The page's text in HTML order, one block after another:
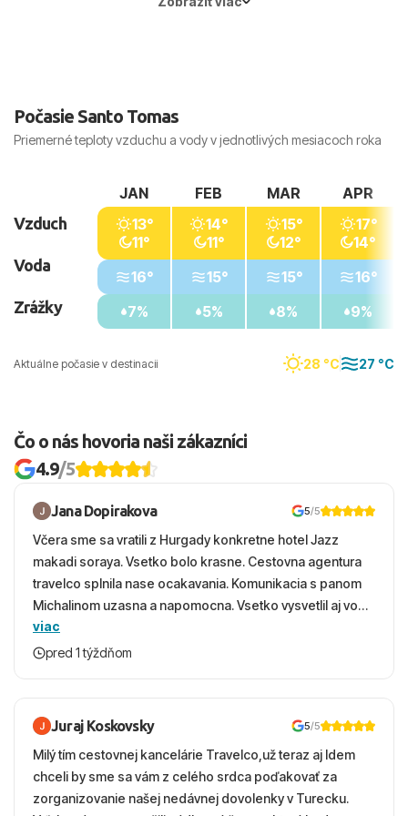
Počasie Santo Tomas
Priemerné teploty vzduchu a vody v jednotlivých mesiacoch roka
Aktuálne počasie v destinacii 28 °C 27 °C
Vzduch
Voda
Zrážky
JAN
13°
11°
16°
7%
FEB
14°
11°
15°
5%
MAR
15°
12°
15°
8%
APR
17°
14°
16°
9%
Čo o nás hovoria naši zákazníci
4.9/5
Jana Dopirakova 5/5
Včera sme sa vratili z Hurgady konkretne hotel Jazz
makadi soraya. Vsetko bolo krasne. Cestovna agentura
travelco splnila nase ocakavania. Komunikacia s panom
Michalinom uzasna a napomocna. Vsetko vysvetlil aj vo
vecernych hodinach zaco sa ospravedlnujem. Hotel
krasny, cisty. Sluzby top. Strava, prostredie, more,
viac
pred 1 týždňom
Juraj Koskovsky 5/5
Milý tím cestovnej kancelárie Travelco,už teraz aj Idem
chceli by sme sa vám z celého srdca poďakovať za
zorganizovanie našej nedávnej dovolenky v Turecku.